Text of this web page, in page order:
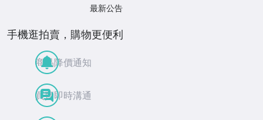
最新公告
手機逛拍賣，購物更便利
商品降價通知
買賣即時溝通